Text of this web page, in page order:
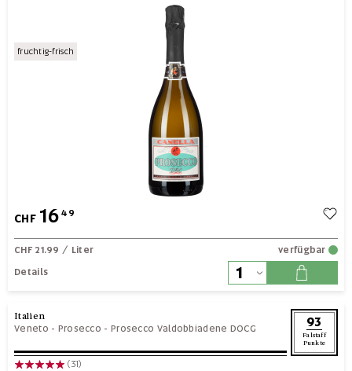
fruchtig-frisch
CHF 1649
CHF 21.99 / Liter
verfügbar
Details
Italien
Veneto - Prosecco - Prosecco Valdobbiadene DOCG 93
Falstaff
Punkte
(31)